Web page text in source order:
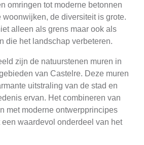
omringen tot moderne betonnen
woonwijken, de diversiteit is grote.
alleen als grens maar ook als
die het landschap verbeteren.
zijn de natuurstenen muren in
van Castelre. Deze muren
uitstraling van de stad en
ervan. Het combineren van
met moderne ontwerpprincipes
een waardevol onderdeel van het